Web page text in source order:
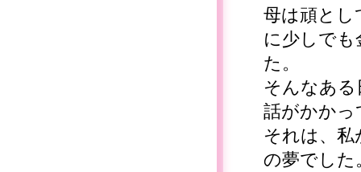
母は頑とし
に少しで
た。
そんなあ
話がかかっ
それは、
の夢でした